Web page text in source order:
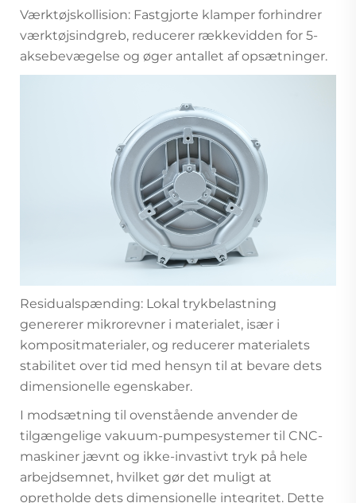
Værktøjskollision: Fastgjorte klamper forhindrer
værktøjsindgreb, reducerer rækkevidden for 5-
aksebevægelse og øger antallet af opsætninger.
Residualspænding: Lokal trykbelastning
genererer mikrorevner i materialet, især i
kompositmaterialer, og reducerer materialets
stabilitet over tid med hensyn til at bevare dets
dimensionelle egenskaber.
I modsætning til ovenstående anvender de
tilgængelige vakuum-pumpesystemer til CNC-
maskiner jævnt og ikke-invastivt tryk på hele
arbejdsemnet, hvilket gør det muligt at
opretholde dets dimensionelle integritet. Dette